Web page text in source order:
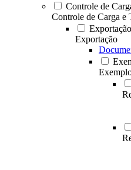
Controle de
Controle de Carga e
Exportação
Exportação